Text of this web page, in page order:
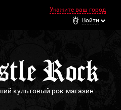
Укажите ваш город
Войти
культовый рок-магазин